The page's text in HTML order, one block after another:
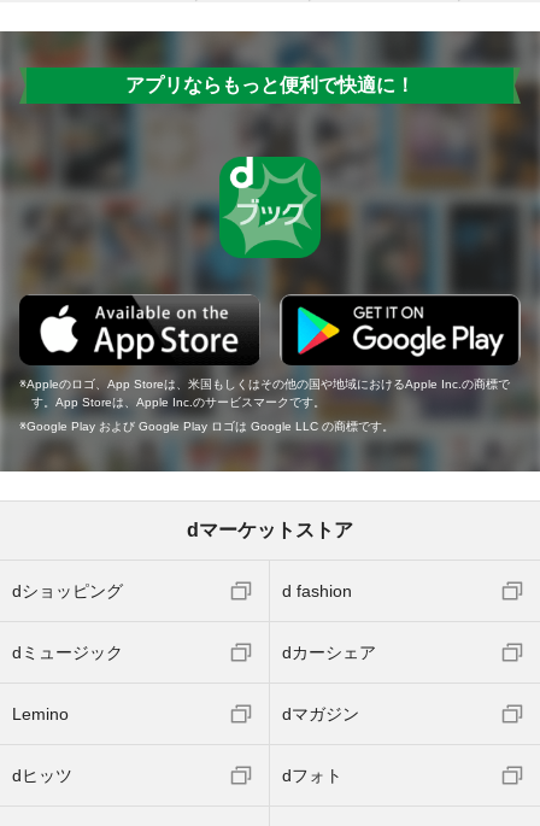
アプリならもっと便利で快適に！
Appleのロゴ、App Storeは、米国もしくはその他の国や地域におけるApple Inc.の商標で
す。App Storeは、Apple Inc.のサービスマークです。
Google Play および Google Play ロゴは Google LLC の商標です。
dマーケットストア
dショッピング d fashion
dミュージック dカーシェア
Lemino dマガジン
dヒッツ dフォト